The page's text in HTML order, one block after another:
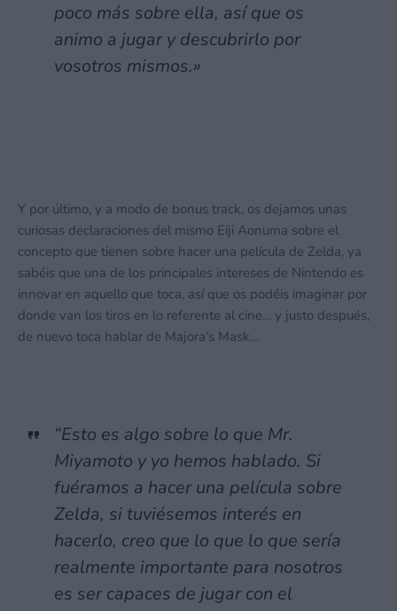
poco más sobre ella, así que os
animo a jugar y descubrirlo por
vosotros mismos.»
Y por último, y a modo de bonus track, os dejamos unas
curiosas declaraciones del mismo Eiji Aonuma sobre el
concepto que tienen sobre hacer una película de Zelda, ya
sabéis que una de los principales intereses de Nintendo es
innovar en aquello que toca, así que os podéis imaginar por
donde van los tiros en lo referente al cine… y justo después,
de nuevo toca hablar de Majora’s Mask…
“Esto es algo sobre lo que Mr.
Miyamoto y yo hemos hablado. Si
fuéramos a hacer una película sobre
Zelda, si tuviésemos interés en
hacerlo, creo que lo que lo que sería
realmente importante para nosotros
es ser capaces de jugar con el